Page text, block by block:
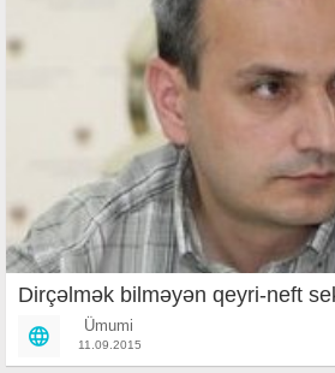
Dirçəlmək bilməyən qeyri-neft
Ümumi
11.09.2015